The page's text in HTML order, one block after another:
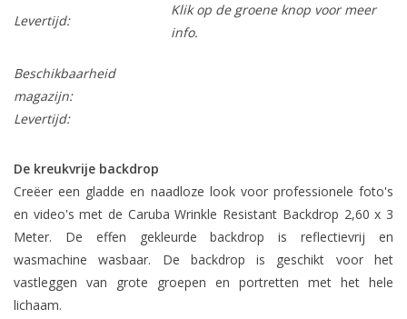
Levertijd:
Klik op de groene knop voor meer
info.
Beschikbaarheid
magazijn:
Levertijd:
De kreukvrije backdrop
Creëer een gladde en naadloze look voor professionele foto's
en video's met de Caruba Wrinkle Resistant Backdrop 2,60 x 3
Meter. De effen gekleurde backdrop is reflectievrij en
wasmachine wasbaar. De backdrop is geschikt voor het
vastleggen van grote groepen en portretten met het hele
lichaam.